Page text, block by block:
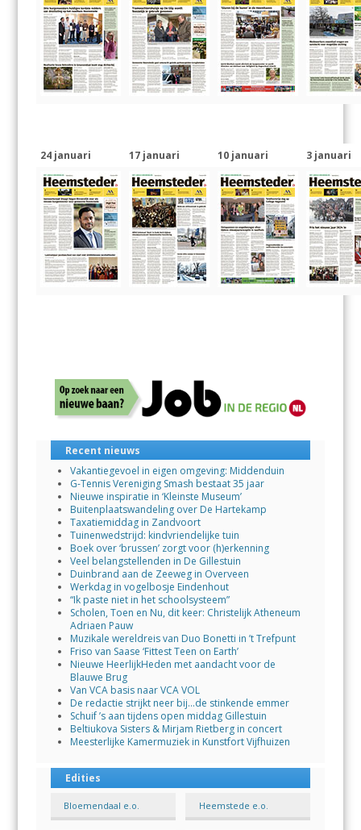
24 januari 17 januari 10 januari 3 januari
Recent nieuws
Vakantiegevoel in eigen omgeving: Middenduin
G-Tennis Vereniging Smash bestaat 35 jaar
Nieuwe inspiratie in ‘Kleinste Museum’
Buitenplaatswandeling over De Hartekamp
Taxatiemiddag in Zandvoort
Tuinenwedstrijd: kindvriendelijke tuin
Boek over ‘brussen’ zorgt voor (h)erkenning
Veel belangstellenden in De Gillestuin
Duinbrand aan de Zeeweg in Overveen
Werkdag in vogelbosje Eindenhout
“Ik paste niet in het schoolsysteem”
Scholen, Toen en Nu, dit keer: Christelijk Atheneum
Adriaen Pauw
Muzikale wereldreis van Duo Bonetti in ’t Trefpunt
Friso van Saase ‘Fittest Teen on Earth’
Nieuwe HeerlijkHeden met aandacht voor de
Blauwe Brug
Van VCA basis naar VCA VOL
De redactie strijkt neer bij…de stinkende emmer
Schuif ’s aan tijdens open middag Gillestuin
Beltiukova Sisters & Mirjam Rietberg in concert
Meesterlijke Kamermuziek in Kunstfort Vijfhuizen
Edities
Bloemendaal e.o. Heemstede e.o.